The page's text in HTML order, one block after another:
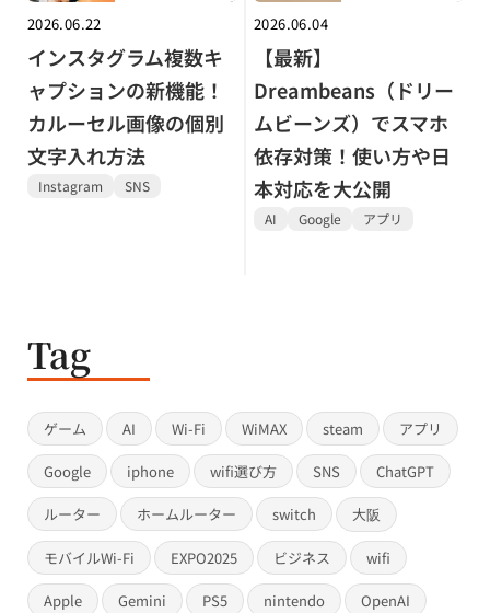
2026.06.22
インスタグラム複数キ
ャプションの新機能！
カルーセル画像の個別
文字入れ方法
Instagram SNS
2026.06.04
【最新】
Dreambeans（ドリー
ムビーンズ）でスマホ
依存対策！使い方や日
本対応を大公開
AI Google アプリ
Tag
ゲーム AI Wi-Fi WiMAX steam アプリ
Google iphone wifi選び方 SNS ChatGPT
ルーター ホームルーター switch 大阪
モバイルWi-Fi EXPO2025 ビジネス wifi
Apple Gemini PS5 nintendo OpenAI